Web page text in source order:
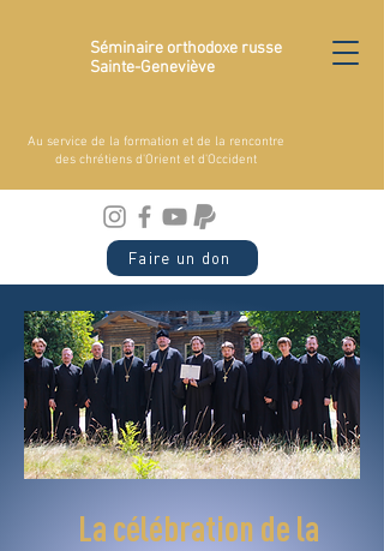
Séminaire orthodoxe russe
Sainte-Geneviève
Au service de la formation et de la rencontre
des chrétiens d'Orient et d'Occident
Faire un don
La célébration de la